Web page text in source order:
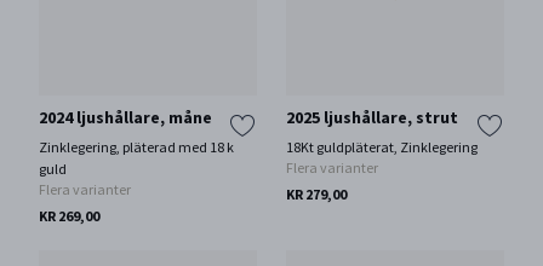
2024 ljushållare, måne
Zinklegering, pläterad med 18 k
guld
Flera varianter
KR 269,00
2025 ljushållare, strut
18Kt guldpläterat, Zinklegering
Flera varianter
KR 279,00